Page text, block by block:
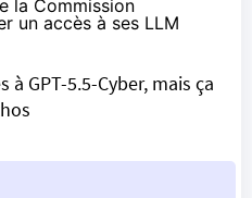
la Commission
un accès à ses LLM
GPT-5.5-Cyber, mais ça